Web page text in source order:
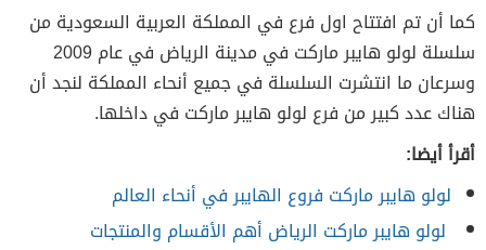
كما أن تم افتتاح اول فرع في المملكة العربية السعودية من
سلسلة لولو هايبر ماركت في مدينة الرياض في عام 2009
وسرعان ما انتشرت السلسلة في جميع أنحاء المملكة لنجد أن
هناك عدد كبير من فرع لولو هايبر ماركت في داخلها.
أقرأ أيضا:
لولو هايبر ماركت فروع الهايبر في أنحاء العالم
لولو هايبر ماركت الرياض أهم الأقسام والمنتجات